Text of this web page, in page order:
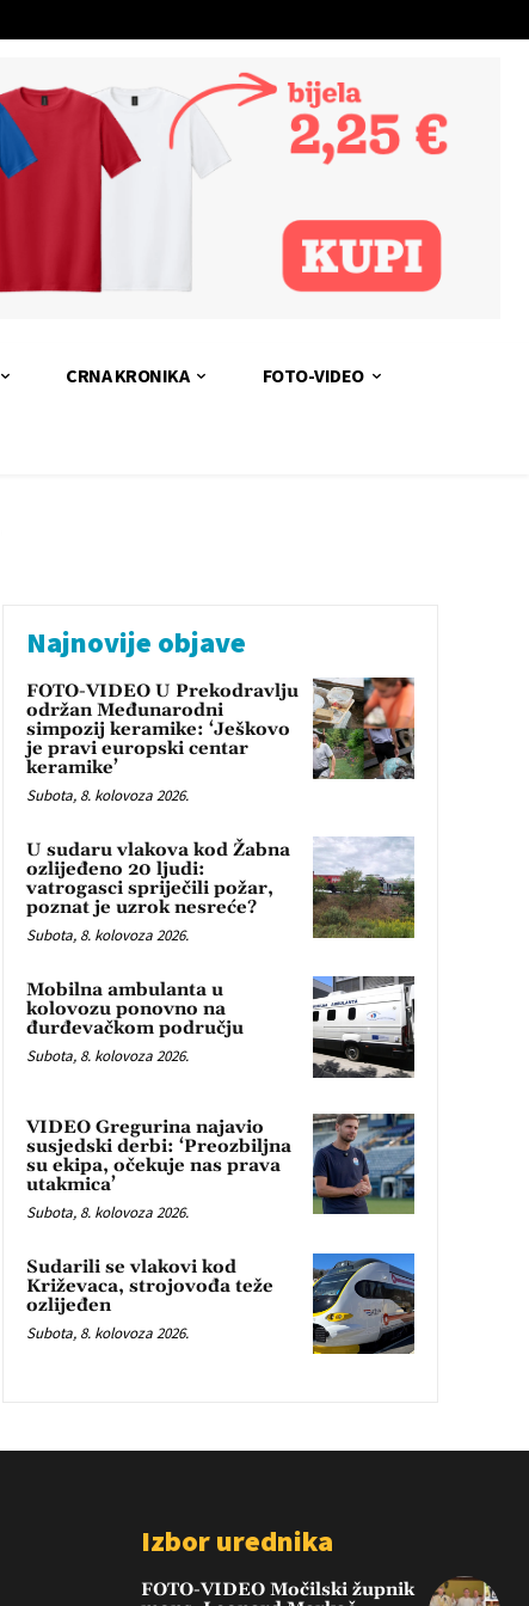
CRNA KRONIKA FOTO-VIDEO
Najnovije objave
FOTO-VIDEO U Prekodravlju
održan Međunarodni
simpozij keramike: ‘Ješkovo
je pravi europski centar
keramike’
Subota, 8. kolovoza 2026.
U sudaru vlakova kod Žabna
ozlijeđeno 20 ljudi:
vatrogasci spriječili požar,
poznat je uzrok nesreće?
Subota, 8. kolovoza 2026.
Mobilna ambulanta u
kolovozu ponovno na
đurđevačkom području
Subota, 8. kolovoza 2026.
VIDEO Gregurina najavio
susjedski derbi: ‘Preozbiljna
su ekipa, očekuje nas prava
utakmica’
Subota, 8. kolovoza 2026.
Sudarili se vlakovi kod
Križevaca, strojovođa teže
ozlijeđen
Subota, 8. kolovoza 2026.
Izbor urednika
FOTO-VIDEO Močilski župnik